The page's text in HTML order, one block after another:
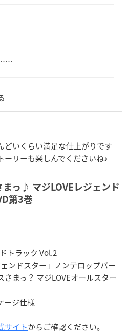
……
どいくらい満足な仕上がりです
リーも楽しんでくださいね♪
まっ♪ マジLOVEレジェンド
第3巻
トラック Vol.2
ンドスター」ノンテロップバー
まっ？ マジLOVEオールスター
ージ仕様
サイトからご確認ください。